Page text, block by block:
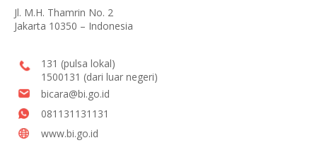
Jl. M.H. Thamrin No. 2
Jakarta 10350 – Indonesia
131 (pulsa lokal)
1500131 (dari luar negeri)
bicara@bi.go.id
081131131131
www.bi.go.id